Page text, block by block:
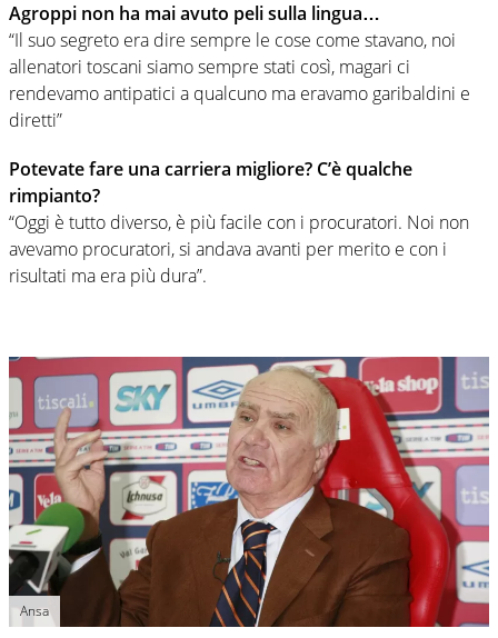
Agroppi non ha mai avuto peli sulla lingua…
“Il suo segreto era dire sempre le cose come stavano, noi
allenatori toscani siamo sempre stati così, magari ci
rendevamo antipatici a qualcuno ma eravamo garibaldini e
diretti”
Potevate fare una carriera migliore? C’è qualche
rimpianto?
“Oggi è tutto diverso, è più facile con i procuratori. Noi non
avevamo procuratori, si andava avanti per merito e con i
risultati ma era più dura”.
Ansa